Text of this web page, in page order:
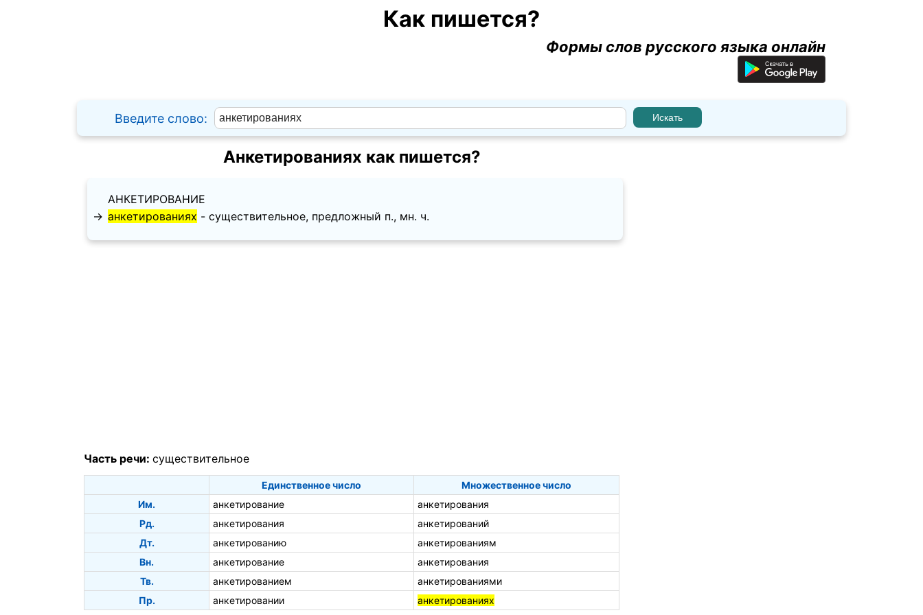
Как пишется?
Формы слов русского языка онлайн
Введите слово:
Анкетированиях как пишется?
АНКЕТИРОВАНИЕ
→ анкетированиях - существительное, предложный п., мн. ч.
Часть речи: существительное
Единственное число
Множественное число
Им.
анкетирование
анкетирования
Рд.
анкетирования
анкетирований
Дт.
анкетированию
анкетированиям
Вн.
анкетирование
анкетирования
Тв.
анкетированием
анкетированиями
Пр.
анкетировании анкетированиях